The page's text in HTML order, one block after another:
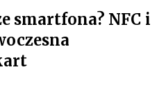
smartfona? NFC i